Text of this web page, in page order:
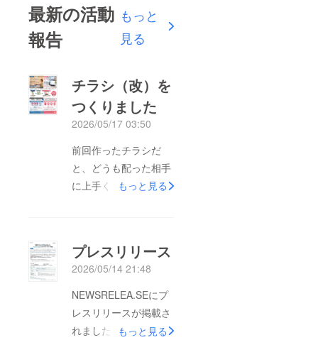
最新の活動
報告
もっと
見る
チラシ（改）を
つくりました
2026/05/17 03:50
前回作ったチラシだ
と、どうも配った相手
に上手く内容が伝わら
もっと見る
プレスリリース
2026/05/14 21:48
NEWSRELEA.SEにプ
レスリリースが掲載さ
れました！もっと見る